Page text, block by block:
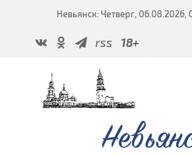
Невьянск: Четверг, 06.08.2026,
rss 18+